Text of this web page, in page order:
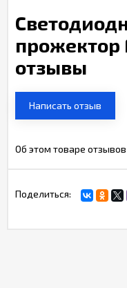
прожектор
отзывы
Написать отзыв
Об этом товаре
Поделиться: